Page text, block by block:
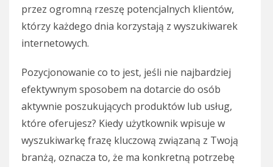
przez ogromną rzeszę potencjalnych klientów,
którzy każdego dnia korzystają z wyszukiwarek
internetowych.
Pozycjonowanie co to jest, jeśli nie najbardziej
efektywnym sposobem na dotarcie do osób
aktywnie poszukujących produktów lub usług,
które oferujesz? Kiedy użytkownik wpisuje w
wyszukiwarkę frazę kluczową związaną z Twoją
branżą, oznacza to, że ma konkretną potrzebę